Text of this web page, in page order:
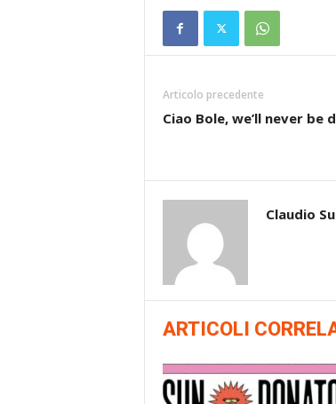
Articolo precedente
Ciao Bole, we’ll never be
Claudio
ARTICOLI